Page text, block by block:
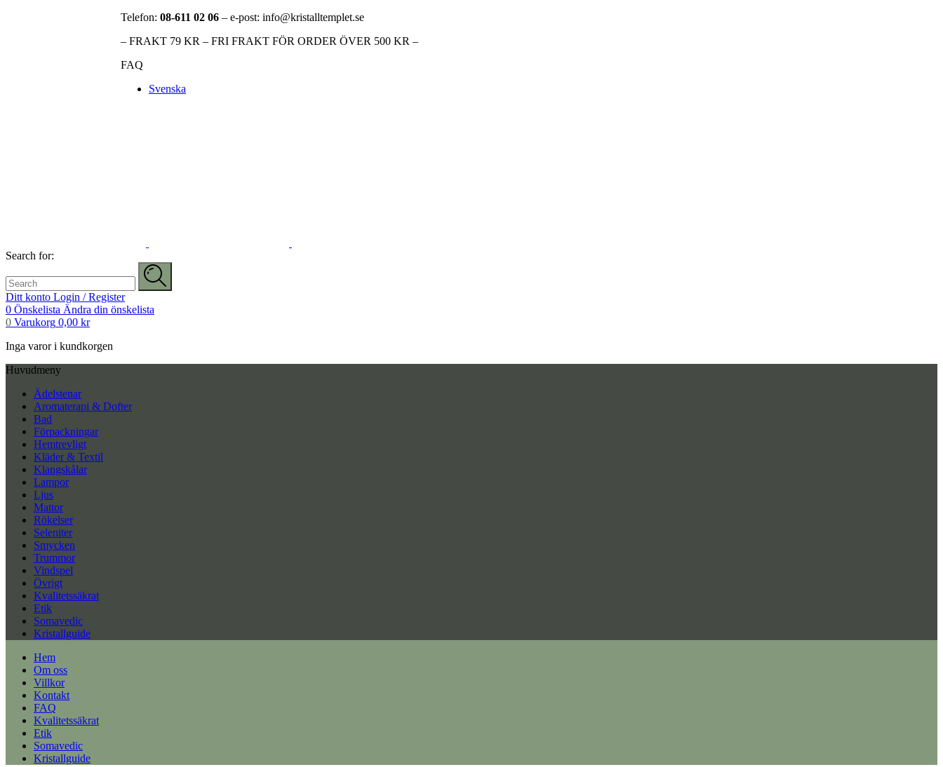
Telefon: 08-611 02 06 – e-post: info@kristalltemplet.se
– FRAKT 79 KR – FRI FRAKT FÖR ORDER ÖVER 500 KR –
FAQ
Svenska
Search for:
Ditt konto Login / Register
0 Önskelista Ändra din önskelista
0 Varukorg 0,00 kr
Inga varor i kundkorgen
Huvudmeny
Ädelstenar
Aromaterapi & Dofter
Bad
Förpackningar
Hemtrevligt
Kläder & Textil
Klangskålar
Lampor
Ljus
Mattor
Rökelser
Seleniter
Smycken
Trummor
Vindspel
Övrigt
Kvalitetssäkrat
Etik
Somavedic
Kristallguide
Hem
Om oss
Villkor
Kontakt
FAQ
Kvalitetssäkrat
Etik
Somavedic
Kristallguide